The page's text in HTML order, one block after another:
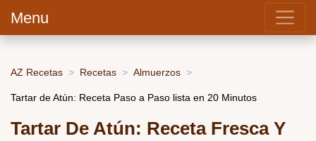
Menu
AZ Recetas Recetas Almuerzos
Tartar de Atún: Receta Paso a Paso lista en 20 Minutos
Tartar De Atún: Receta Fresca Y